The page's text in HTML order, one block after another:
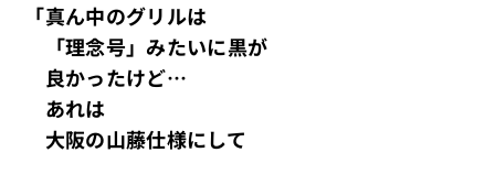
「真ん中のグリルは
「理念号」みたいに黒が
良かったけど…
あれは
大阪の山藤仕様にして